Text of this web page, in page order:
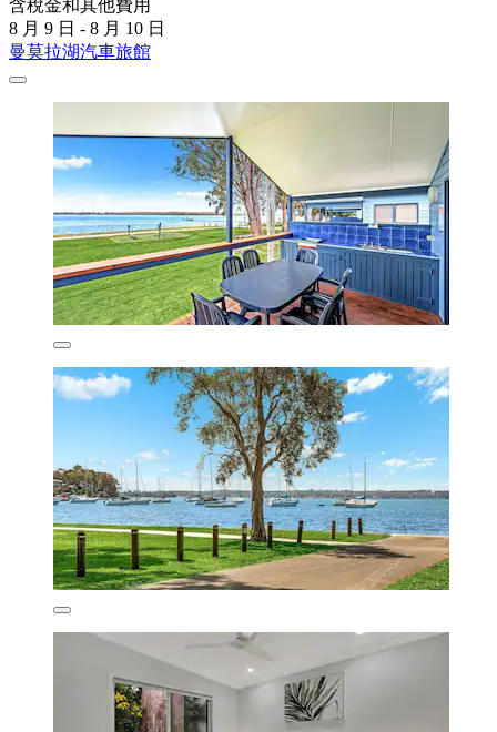
含稅金和其他費用
8 月 9 日 - 8 月 10 日
曼莫拉湖汽車旅館